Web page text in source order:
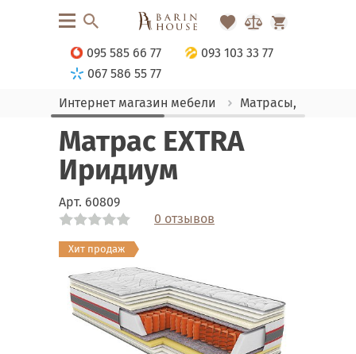
095 585 66 77
093 103 33 77
067 586 55 77
Интернет магазин мебели
Матрасы, текстиль
Матрас EXTRA
Иридиум
Арт. 60809
0 отзывов
Хит продаж
Link
Link
Link
Link